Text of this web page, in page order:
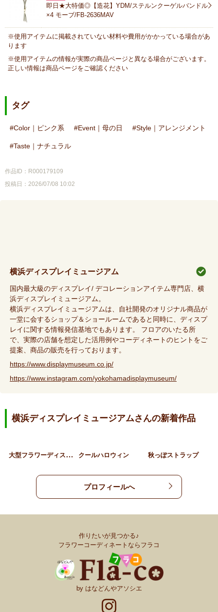
即日★大特価◎【造花】YDM/ステルンクーゲルバンドル
×4 モーブ/FB-2636MAV
※使用アイテムに掲載されていない材料や費用がかかっている場合があ
ります
※使用アイテムの情報が実際の商品ページと異なる場合がございます。
正しい情報は商品ページをご確認ください
タグ
Color｜ピンク系 Event｜母の日 Style｜アレンジメント
Taste｜ナチュラル
作品ID：R000179109
投稿日：2026/07/08 10:02
横浜ディスプレイミュージアム
国内最大級のディスプレイ/ デコレーションアイテム専門店、横
浜ディスプレイミュージアム。
横浜ディスプレイミュージアムは、自社開発のオリジナル商品が
一堂に会するショップ＆ショールームであると同時に、ディスプ
レイに関する情報発信基地でもあります。 フロアのいたる所
で、実際の店舗を想定した活用例やコーディネートのヒントをご
提案、商品の販売を行っております。
https://www.displaymuseum.co.jp/
https://www.instagram.com/yokohamadisplaymuseum/
横浜ディスプレイミュージアムさんの新着作品
大
型フラワーディスプレイ … クールハロウィン 秋っぽストラップ
プロフィールへ
作りたいが見つかる♪
フラワーコーディネートならフラコ
by はなどんやアソシエ